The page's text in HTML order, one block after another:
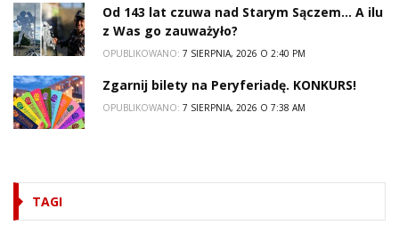
Od 143 lat czuwa nad Starym Sączem… A ilu
z Was go zauważyło?
OPUBLIKOWANO: 7 SIERPNIA, 2026 O 2:40 PM
Zgarnij bilety na Peryferiadę. KONKURS!
OPUBLIKOWANO: 7 SIERPNIA, 2026 O 7:38 AM
TAGI